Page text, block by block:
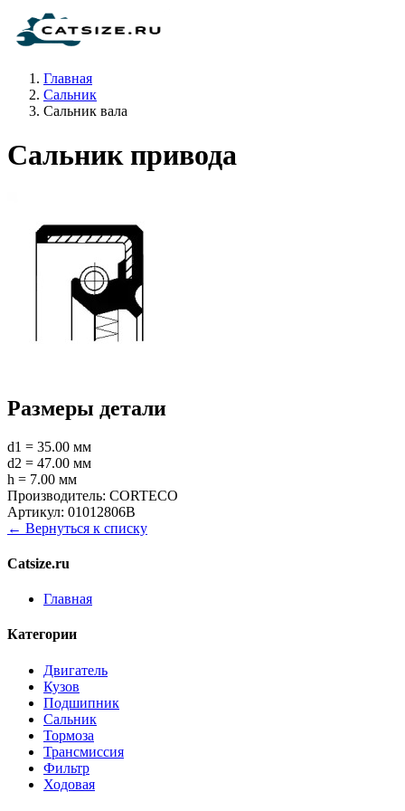
Главная
Сальник
Сальник вала
Сальник привода
Размеры детали
d1 = 35.00 мм
d2 = 47.00 мм
h = 7.00 мм
Производитель: CORTECO
Артикул: 01012806B
← Вернуться к списку
Catsize.ru
Главная
Категории
Двигатель
Кузов
Подшипник
Сальник
Тормоза
Трансмиссия
Фильтр
Ходовая